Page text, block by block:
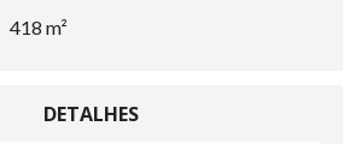
418 m²
DETALHES